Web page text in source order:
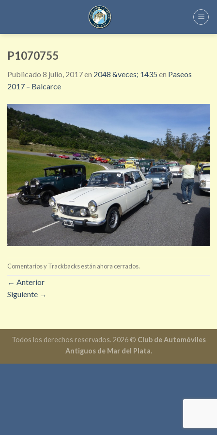
P1070755
Publicado 8 julio, 2017en 2048 &veces; 1435 en Paseos
2017 – Balcarce
Comentarios y Trackbacks están ahora cerrados.
← Anterior
Siguiente →
Todos los derechos reservados. 2026 © Club de Automóviles
Antiguos de Mar del Plata.